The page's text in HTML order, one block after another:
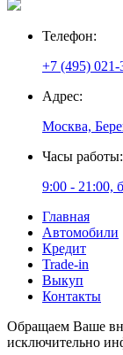
Телефон:
+7 (495) 021-
Адрес:
Москва,
Часы работы:
9:00 - 21:00,
Главная
Автомобили
Кредит
Trade-in
Выкуп
Контакты
Обращаем Ваше
исключительно